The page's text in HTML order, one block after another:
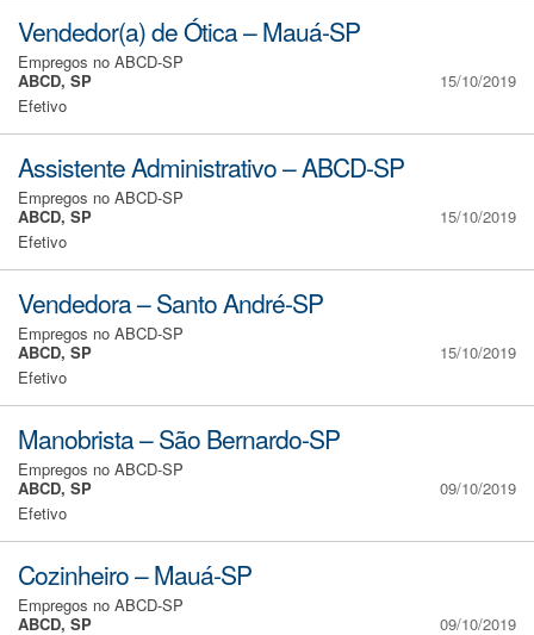
Vendedor(a) de Ótica – Mauá-SP
Empregos no ABCD-SP
ABCD, SP
Efetivo
15/10/2019
Assistente Administrativo – ABCD-SP
Empregos no ABCD-SP
ABCD, SP
Efetivo
15/10/2019
Vendedora – Santo André-SP
Empregos no ABCD-SP
ABCD, SP
Efetivo
15/10/2019
Manobrista – São Bernardo-SP
Empregos no ABCD-SP
ABCD, SP
Efetivo
09/10/2019
Cozinheiro – Mauá-SP
Empregos no ABCD-SP
ABCD, SP
09/10/2019